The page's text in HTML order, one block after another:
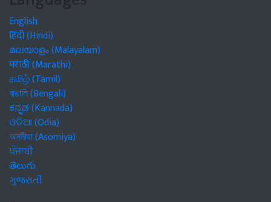
English
हिंदी (Hindi)
മലയാളം (Malayalam)
मराठी (Marathi)
தமிழ் (Tamil)
বাঙালি (Bengali)
ಕನ್ನಡ (Kannada)
ଓଡିଆ (Odia)
অসমীয়া (Asomiya)
ਪੰਜਾਬੀ
తెలుగు
ગુજરાતી